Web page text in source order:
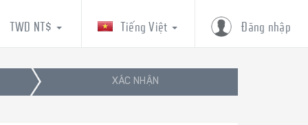
Đăng nhập
Tiếng Việt
TWD NT$
XÁC NHẬN